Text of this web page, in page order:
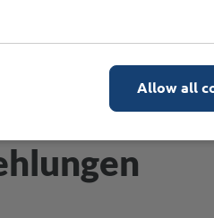
Allow all